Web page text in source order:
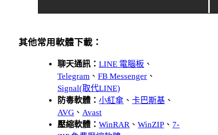
其他常用軟體下載：
聊天通訊：LINE 電腦板 、
Telegram 、FB Messenger 、
Signal(取代LINE)
防毒軟體：小紅傘 、卡巴斯基 、
AVG 、 Avast
壓縮軟體：WinRAR 、WinZIP 、 7-